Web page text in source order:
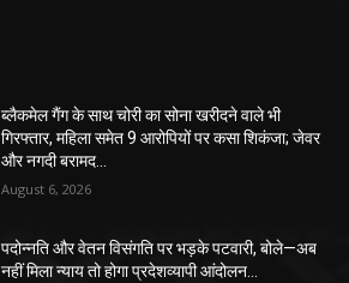
ब्लैकमेल गैंग के साथ चोरी का सोना खरीदने वाले भी
गिरफ्तार, महिला समेत 9 आरोपियों पर कसा शिकंजा; जेवर
और नगदी बरामद…
August 6, 2026
पदोन्नति और वेतन विसंगति पर भड़के पटवारी, बोले—अब
नहीं मिला न्याय तो होगा प्रदेशव्यापी आंदोलन…